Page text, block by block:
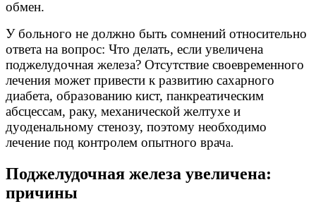
обмен.
У больного не должно быть сомнений относительно
ответа на вопрос: Что делать, если увеличена
поджелудочная железа? Отсутствие своевременного
лечения может привести к развитию сахарного
диабета, образованию кист, панкреатическим
абсцессам, раку, механической желтухе и
дуоденальному стенозу, поэтому необходимо
лечение под контролем опытного врача.
Поджелудочная железа увеличена:
причины